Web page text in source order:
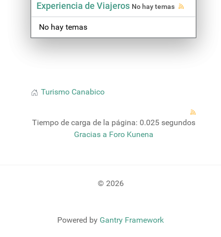
Experiencia de Viajeros No hay temas
No hay temas
Turismo Canabico
Tiempo de carga de la página: 0.025 segundos
Gracias a Foro Kunena
© 2026
Powered by Gantry Framework